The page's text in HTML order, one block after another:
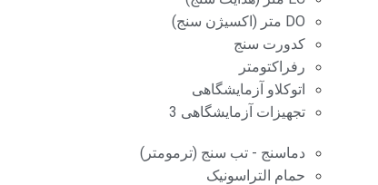
DO متر (اکسیژن سنج)
کدورت سنج
رفراکتومتر
اتوکلاو آزمایشگاهی
تجهیزات آزمایشگاهی 3
دماسنج - تب سنج (ترمومتر)
حمام التراسونیک